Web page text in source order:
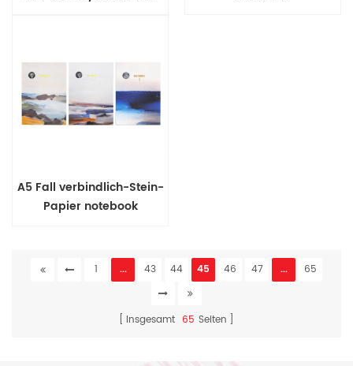
A5 Fall verbindlich-Stein-
Papier notebook
1 ... 43 44 45 46 47 ... 65
Insgesamt 65 Seiten